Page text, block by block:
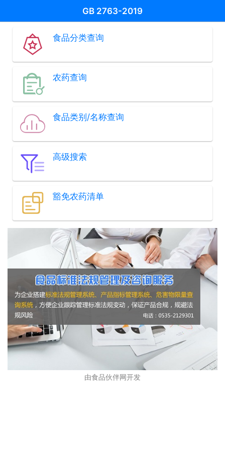
GB 2763-2019
食品分类查询
农药查询
食品类别/名称查询
高级搜索
豁免农药清单
由食品伙伴网开发